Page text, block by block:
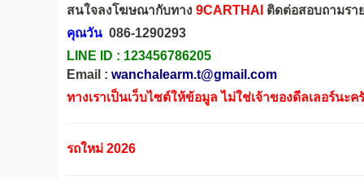
สนใจลงโฆษณากับทาง 9CARTHAI ติดต่อสอบถามรา
คุณวัน 086-1290293
LINE ID : 123456786205
Email : wanchalearm.t@gmail.com
ทางเราเป็นเว็บไซต์ให้ข้อมูล ไม่ใช่เจ้าของดีลเลอร์นะค
รถใหม่ 2026